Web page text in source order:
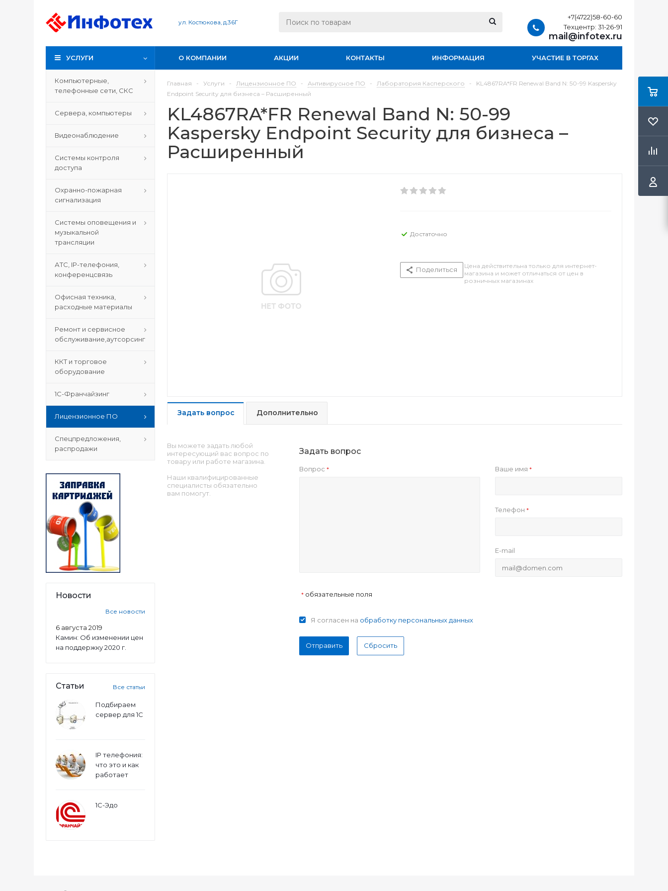
ул. Костюкова, д.36Г
+7(4722)58-60-60
Техцентр: 31-26-91
mail@infotex.ru
УСЛУГИ О КОМПАНИИ АКЦИИ КОНТАКТЫ ИНФОРМАЦИЯ УЧАСТИЕ В ТОРГАХ
Компьютерные,
телефонные сети, СКС
Сервера, компьютеры
Видеонаблюдение
Системы контроля
доступа
Охранно-пожарная
сигнализация
Системы оповещения и
музыкальной
трансляции
АТС, IP-телефония,
конференцсвязь
Офисная техника,
расходные материалы
Ремонт и сервисное
обслуживание,аутсорсинг
ККТ и торговое
оборудование
1С-Франчайзинг
Лицензионное ПО
Спецпредложения,
распродажи
Новости
Все новости
6 августа 2019
Камин: Об изменении цен
на поддержку 2020 г.
Статьи Все статьи
Подбираем
сервер для 1С
IP телефония:
что это и как
работает
1С-Эдо
Главная - Услуги - Лицензионное ПО - Антивирусное ПО - Лаборатория Касперского -
KL4867RA*FR Renewal Band N: 50-99 Kaspersky
Endpoint Security для бизнеса – Расширенный
KL4867RA*FR Renewal Band N: 50-99
Kaspersky Endpoint Security для бизнеса –
Расширенный
Достаточно
Поделиться
Цена действительна только для интернет-
магазина и может отличаться от цен в
розничных магазинах
Задать вопрос Дополнительно
Вы можете задать любой
интересующий вас вопрос по
товару или работе магазина.
Наши квалифицированные
специалисты обязательно
вам помогут.
Задать вопрос
Вопрос * Ваше имя *
Телефон *
E-mail
*обязательные поля
Я согласен на обработку персональных данных
Отправить Сбросить